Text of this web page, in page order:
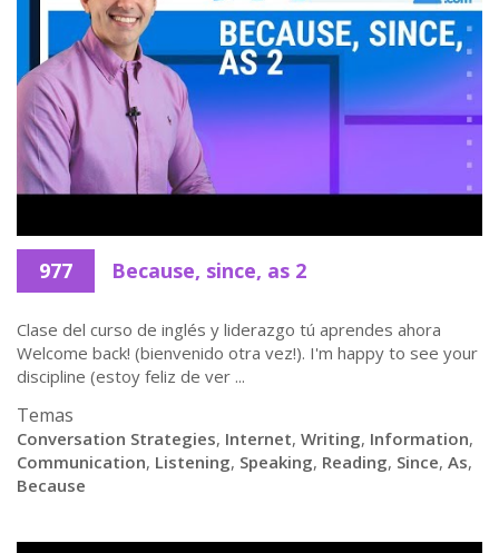
977 Because, since, as 2
Clase del curso de inglés y liderazgo tú aprendes ahora
Welcome back! (bienvenido otra vez!). I'm happy to see your
discipline (estoy feliz de ver ...
Temas
Conversation Strategies, Internet, Writing, Information,
Communication, Listening, Speaking, Reading, Since, As,
Because